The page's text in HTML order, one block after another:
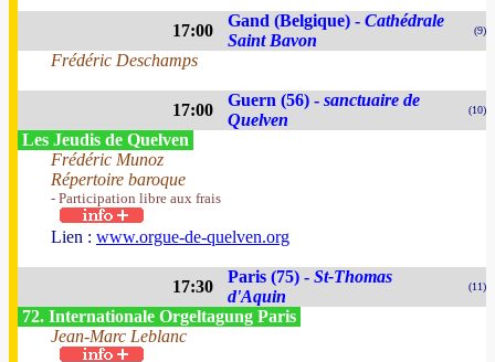
17:00
Gand (Belgique) - Cathédrale
Saint Bavon
(9)
Frédéric Deschamps
17:00
Guern (56) - sanctuaire de
Quelven
(10)
Les Jeudis de Quelven
Frédéric Munoz
Répertoire baroque
- Participation libre aux frais
Lien : www.orgue-de-quelven.org
17:30
Paris (75) - St-Thomas
d'Aquin
(11)
72. Internationale Orgeltagung Paris
Jean-Marc Leblanc